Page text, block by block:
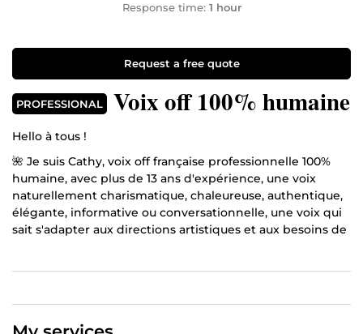
Response time: 1 hour
Request a free quote
PROFESSIONAL Voix off 100% humaine
Hello à tous !
🌺 Je suis Cathy, voix off française professionnelle 100%
humaine, avec plus de 13 ans d'expérience, une voix
naturellement charismatique, chaleureuse, authentique,
élégante, informative ou conversationnelle, une voix qui
sait s'adapter aux directions artistiques et aux besoins de
🇫🇷 Native de France, je vis au Canada depuis quelques
narration voix off en français et en anglais (avec accent
français) pour une large gamme de projets. Du message